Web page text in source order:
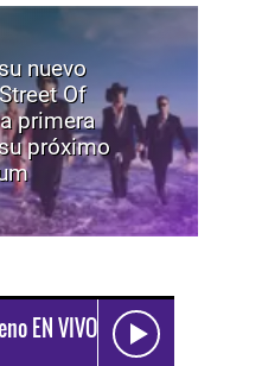
nuevo
Of
primera
próximo
EN VIVO